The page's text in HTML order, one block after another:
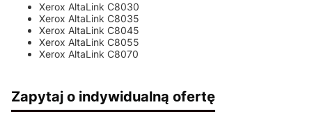
Xerox AltaLink C8030
Xerox AltaLink C8035
Xerox AltaLink C8045
Xerox AltaLink C8055
Xerox AltaLink C8070
Zapytaj o indywidualną ofertę